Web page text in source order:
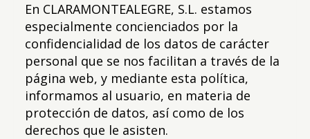
En CLARAMONTEALEGRE, S.L. estamos
especialmente concienciados por la
confidencialidad de los datos de carácter
personal que se nos facilitan a través de la
página web, y mediante esta política,
informamos al usuario, en materia de
protección de datos, así como de los
derechos que le asisten.